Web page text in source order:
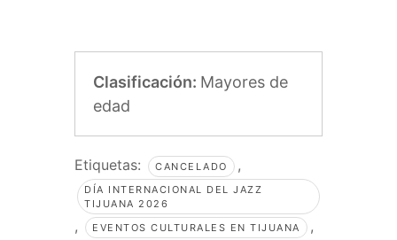
Clasificación: Mayores de
edad
Etiquetas: CANCELADO ,
DÍA INTERNACIONAL DEL JAZZ
TIJUANA 2026
, EVENTOS CULTURALES EN TIJUANA ,